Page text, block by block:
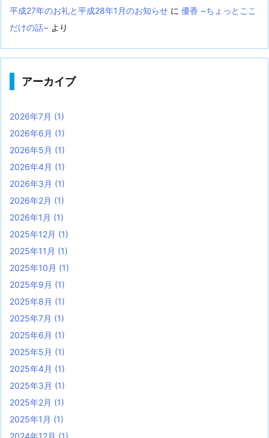
平成27年のお礼と平成28年1月のお知らせ に 優香 ~ちょっとここ
だけの話~ より
アーカイブ
2026年7月 (1)
2026年6月 (1)
2026年5月 (1)
2026年4月 (1)
2026年3月 (1)
2026年2月 (1)
2026年1月 (1)
2025年12月 (1)
2025年11月 (1)
2025年10月 (1)
2025年9月 (1)
2025年8月 (1)
2025年7月 (1)
2025年6月 (1)
2025年5月 (1)
2025年4月 (1)
2025年3月 (1)
2025年2月 (1)
2025年1月 (1)